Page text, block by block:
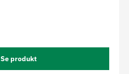
Se produkt